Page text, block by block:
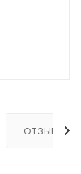
ОТЗЫВЫ